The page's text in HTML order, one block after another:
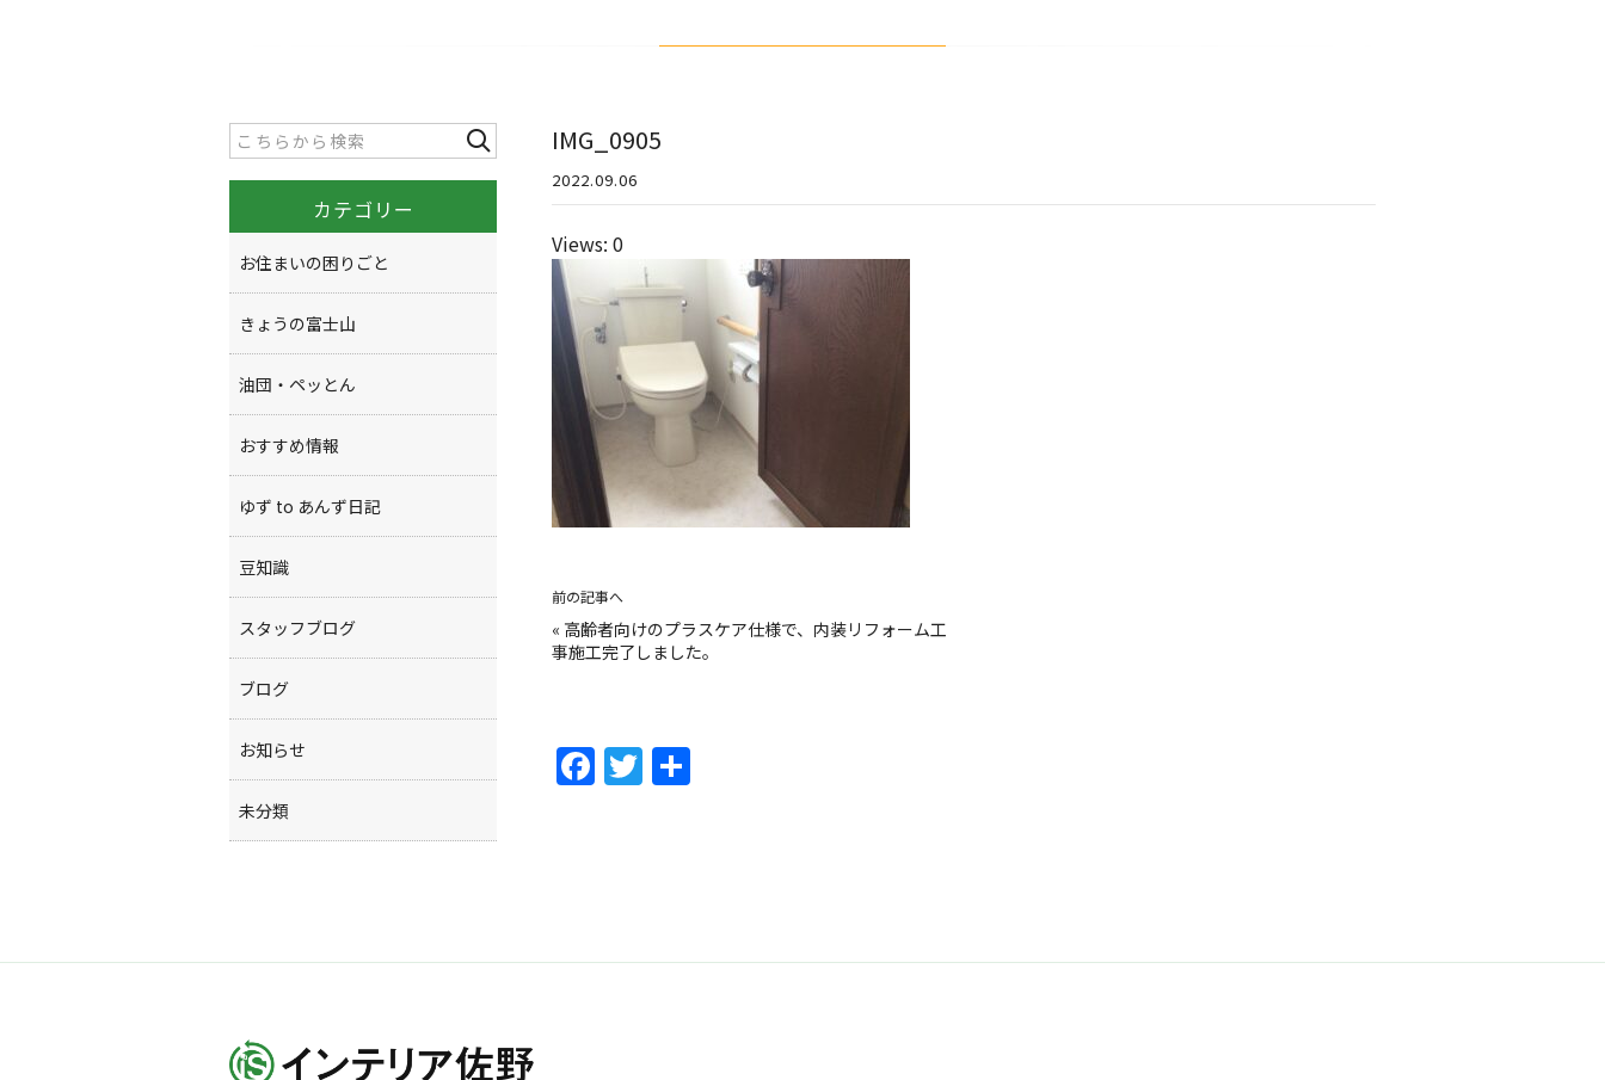
IMG_0905
2022.09.06
Views: 0
前の記事へ
« 高齢者向けのプラスケア仕様で、内装リフォーム工
事施工完了しました。
F
o
T
カテゴリー
お住まいの困りごと
きょうの富士山
油団・ペッとん
おすすめ情報
ゆず to あんず日記
豆知識
スタッフブログ
ブログ
お知らせ
未分類